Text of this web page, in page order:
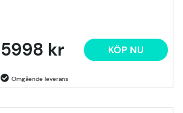
5998 kr KÖP NU